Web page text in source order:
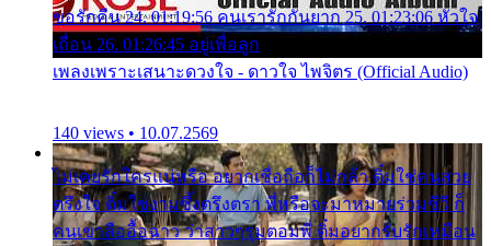
ขอรักคืน 24. 01:19:56 คนเรารักกันยาก 25. 01:23:06 หัวใจ
เถื่อน 26. 01:26:45 อยู่เพื่อลูก
เพลงเพราะเสนาะดวงใจ - ดาวใจ ไพจิตร (Official Audio)
140 views • 10.07.2569
ไม่เคยรักใครแน่หรือ อยากเชื่อถือก็ไม่กล้า ติ๋มใช่คนสวย
ตรึงใจ ติ๋มใช่งามซึ้งตรึงตรา พี่หรือจะมาหมายร่วมชีวี ก็
คนเขาลืออื้อฉาว ว่าสาวๆรุมตอมพี่ ติ๋มอยากรับรักเหมือน